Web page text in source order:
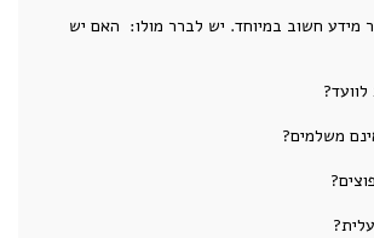
מידע חשוב במיוחד. יש לברר מולו: האם יש
משלמים?